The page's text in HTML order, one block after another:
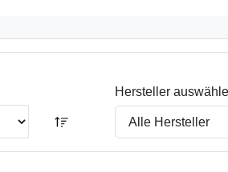
Hersteller